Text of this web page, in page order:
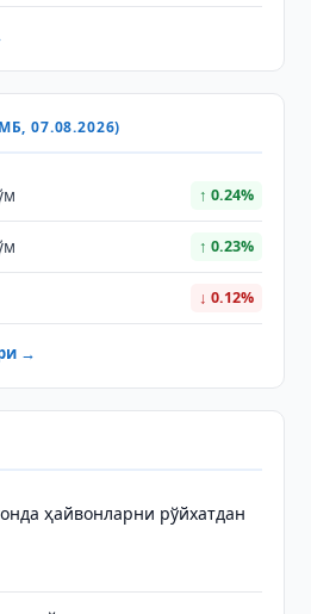
07.08.2026)
↑ 0.24%
↑ 0.23%
↓ 0.12%
→
ҳайвонларни рўйхатдан